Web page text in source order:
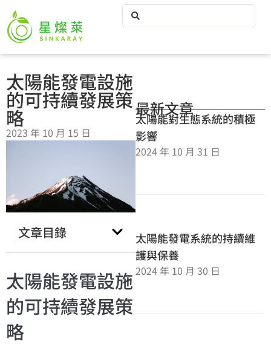
太陽能發電設施
的可持續發展策
略
2023 年 10 月 15 日
文章目錄
太陽能發電設施
的可持續發展策
略
最新文章
太陽能對生態系統的積極
影響
2024 年 10 月 31 日
太陽能發電系統的持續維
護與保養
2024 年 10 月 30 日